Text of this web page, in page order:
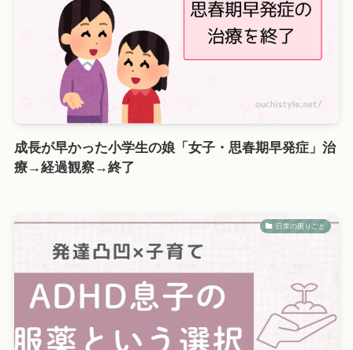
成長が早かった小学生の娘「女子・思春期早発症」治
療→経過観察→終了
日常の困りごと